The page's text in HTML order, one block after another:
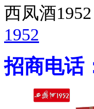
西凤酒
1952
招商电话